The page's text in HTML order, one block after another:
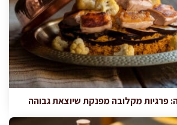
פרגיות מקלובה מפנקת שיוצאת גבוהה